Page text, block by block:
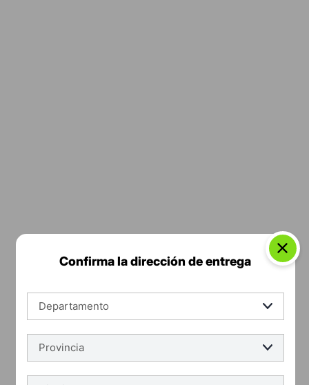
Confirma la dirección de entrega